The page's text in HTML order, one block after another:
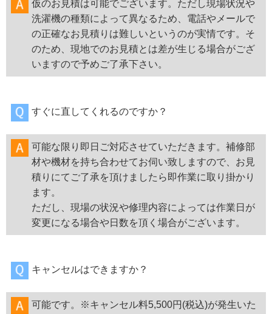
仮のお見積は可能でございます。ただし現場状況や
洗濯機の種類によって異なるため、電話やメールで
の正確なお見積りは難しいというのが実情です。そ
のため、現地でのお見積とは差が生じる場合がござ
いますので予めご了承下さい。
すぐに直してくれるのですか？
可能な限り即日ご対応させていただきます。補修部
材や機材を持ち合わせてお伺い致しますので、お見
積りにてご了承を頂けましたら即作業に取り掛かり
ます。
ただし、現場の状況や修理内容によっては作業日が
変更になる場合や日数を頂く場合がございます。
キャンセルはできますか？
可能です。※キャンセル料5,500円(税込)が発生いた